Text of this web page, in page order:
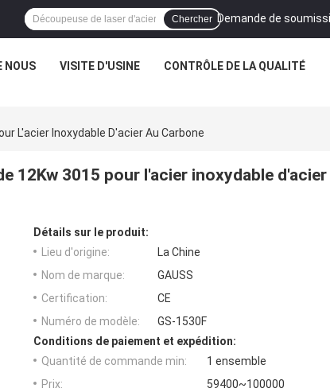
Demande de
Chercher
NOUS VISITE D'USINE CONTRÔLE DE LA QUALITÉ
L'acier Inoxydable D'acier Au Carbone
12Kw 3015 pour l'acier inoxydable d'acier
Détails sur le produit:
Lieu d'origine:
La Chine
Nom de marque:
GAUSS
Certification:
CE
Numéro de modèle:
GS-1530F
Conditions de paiement et expédition:
Quantité de commande min:
1 ensemble
Prix:
59400~100000